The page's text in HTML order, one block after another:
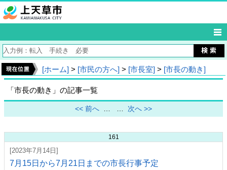
[ホーム] > [市民の方へ] > [市長室] > [市長の動き]
「市長の動き」の記事一覧
<< 前へ … … 次へ >>
161
[2023年7月14日]
7月15日から7月21日までの市長行事予定